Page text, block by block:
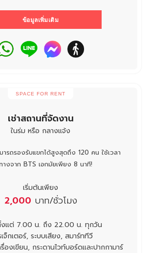
ข้อมูลเพิ่มเติม
SPACE FOR RENT
เช่าสถานที่จัดงาน
ในร่ม หรือ กลางแจ้ง
รถรองรับแขกได้สูงสุดถึง 120 คน ใช้เวลา
างจาก BTS เอกมัยเพียง 8 นาที!
เริ่มต้นเพียง
2,000 บาท/ชั่วโมง
งแต่ 7.00 น. ถึง 22.00 น. ทุกวัน
จ็กเตอร์, ระบบเสียง, สมาร์ททีวี
องเขียน, กระดานไวท์บอร์ดและปากกามาร์